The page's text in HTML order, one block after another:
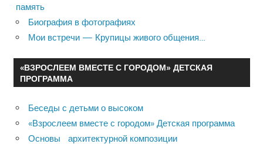
память
Биография в фотографиях
Мои встречи — Крупицы живого общения…
«ВЗРОСЛЕЕМ ВМЕСТЕ С ГОРОДОМ» ДЕТСКАЯ
ПРОГРАММА
Беседы с детьми о высоком
«Взрослеем вместе с городом» Детская программа
Основы архитектурной композиции